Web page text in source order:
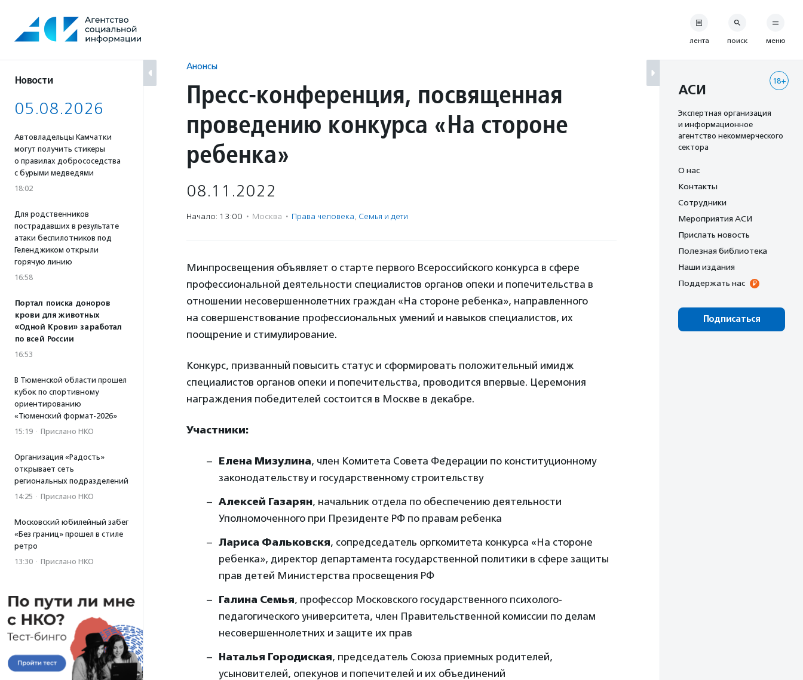
содержанию
Новости
05.08.2026
Автовладельцы Камчатки
могут получить стикеры
о правилах добрососедства
с бурыми медведями
18:02
Для родственников
пострадавших в результате
атаки беспилотников под
Геленджиком открыли
горячую линию
16:58
Портал поиска доноров
крови для животных
«Одной Крови» заработал
по всей России
16:53
В Тюменской области прошел
кубок по спортивному
ориентированию
«Тюменский формат-2026»
15:19 · Прислано НКО
Организация «Радость»
открывает сеть
региональных подразделений
14:25 · Прислано НКО
Московский юбилейный забег
«Без границ» прошел в стиле
ретро
13:30 · Прислано НКО
Анонсы
Пресс-конференция, посвященная
проведению конкурса «На стороне
ребенка»
08.11.2022
Начало: 13:00 · Москва · Права человека, Семья и дети
Минпросвещения объявляет о старте первого Всероссийского конкурса в сфере
профессиональной деятельности специалистов органов опеки и попечительства в
отношении несовершеннолетних граждан «На стороне ребенка», направленного
на совершенствование профессиональных умений и навыков специалистов, их
поощрение и стимулирование.
Конкурс, призванный повысить статус и сформировать положительный имидж
специалистов органов опеки и попечительства, проводится впервые. Церемония
награждения победителей состоится в Москве в декабре.
Участники:
Елена Мизулина, член Комитета Совета Федерации по конституционному
законодательству и государственному строительству
Алексей Газарян, начальник отдела по обеспечению деятельности
Уполномоченного при Президенте РФ по правам ребенка
Лариса Фальковскя, сопредседатель оргкомитета конкурса «На стороне
ребенка», директор департамента государственной политики в сфере защиты
прав детей Министерства просвещения РФ
Галина Семья, профессор Московского государственного психолого-
педагогического университета, член Правительственной комиссии по делам
несовершеннолетних и защите их прав
Наталья Городиская, председатель Союза приемных родителей,
усыновителей, опекунов и попечителей и их объединений
лента поиск меню
18+
АСИ
Экспертная организация
и информационное
агентство некоммерческого
сектора
О нас
Контакты
Сотрудники
Мероприятия АСИ
Прислать новость
Полезная библиотека
Наши издания
Поддержать нас
Подписаться